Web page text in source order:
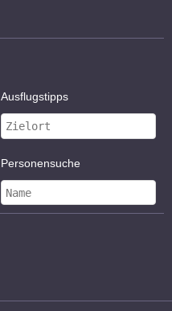
Ausflugstipps
Personensuche